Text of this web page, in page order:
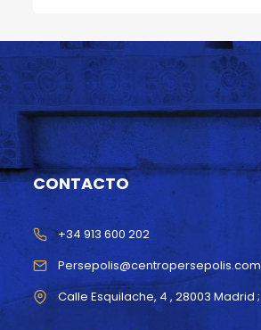
CONTACTO
Persepolis@centropersepolis.com
+34 913 600 202